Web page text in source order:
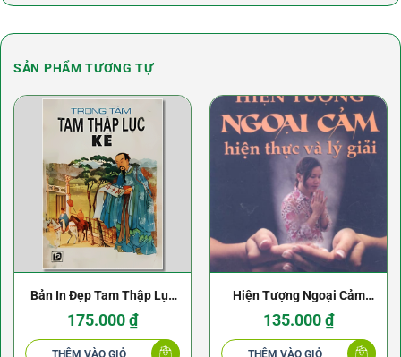
SẢN PHẨM TƯƠNG TỰ
Bản In Đẹp Tam Thập Lục
Kế (36 Chước) – Trọng
Tâm
175.000₫
Hiện Tượng Ngoại Cảm
Hiện Thực Và Lý Giải
135.000₫